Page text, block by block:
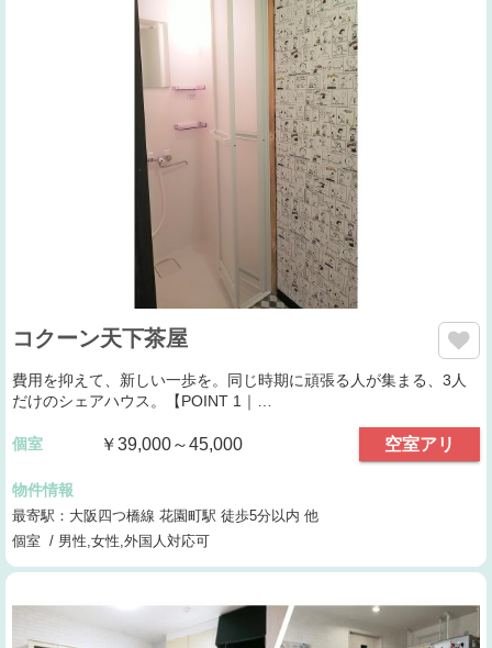
コクーン天下茶屋
費用を抑えて、新しい一歩を。同じ時期に頑張る人が集まる、3人
だけのシェアハウス。【POINT 1｜…
個室 ￥39,000～45,000 空室アリ
物件情報
最寄駅：大阪四つ橋線 花園町駅 徒歩5分以内 他
個室 / 男性,女性,外国人対応可